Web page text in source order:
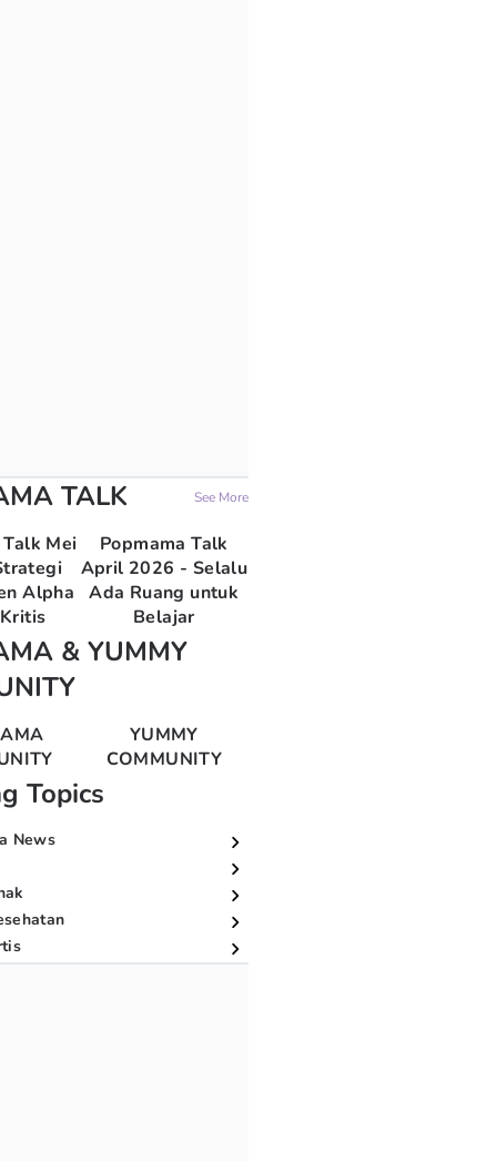
TALK See More
Mei
Alpha
Popmama Talk
April 2026 - Selalu
Ada Ruang untuk
Belajar
& YUMMY
YUMMY
COMMUNITY
Topics
News